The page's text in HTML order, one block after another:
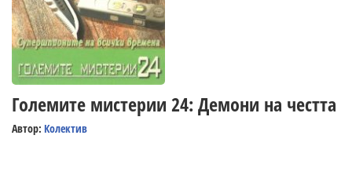
Големите мистерии 24: Демони на честта
Автор: Колектив